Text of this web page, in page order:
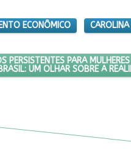
ECONÔMICO
REÚNE
ARTIGO: DESAFIOS
PERSISTENTES PARA
UM OLHAR SOBRE A